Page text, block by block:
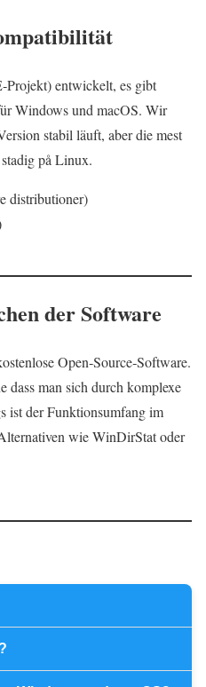
entwickelt, es gibt
Windows und macOS. Wir
stabil läuft, aber die mest
på Linux.
distributioner)
der Software
Open‑Source‑Software.
dass man sich durch komplexe
ist der Funktionsumfang im
wie WinDirStat oder